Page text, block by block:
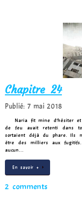
Chapitre 24
Publié: 7 mai 2018
Naria fit mine d’hésiter
de feu avait retenti dans
sortaient déjà du phare. Ils
être des milliers aux
aucun…
En savoir +
2 comments